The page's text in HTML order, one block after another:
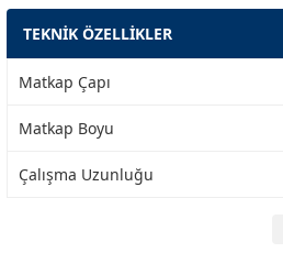
TEKNİK ÖZELLİKLER
Matkap Çapı
Matkap Boyu
Çalışma Uzunluğu